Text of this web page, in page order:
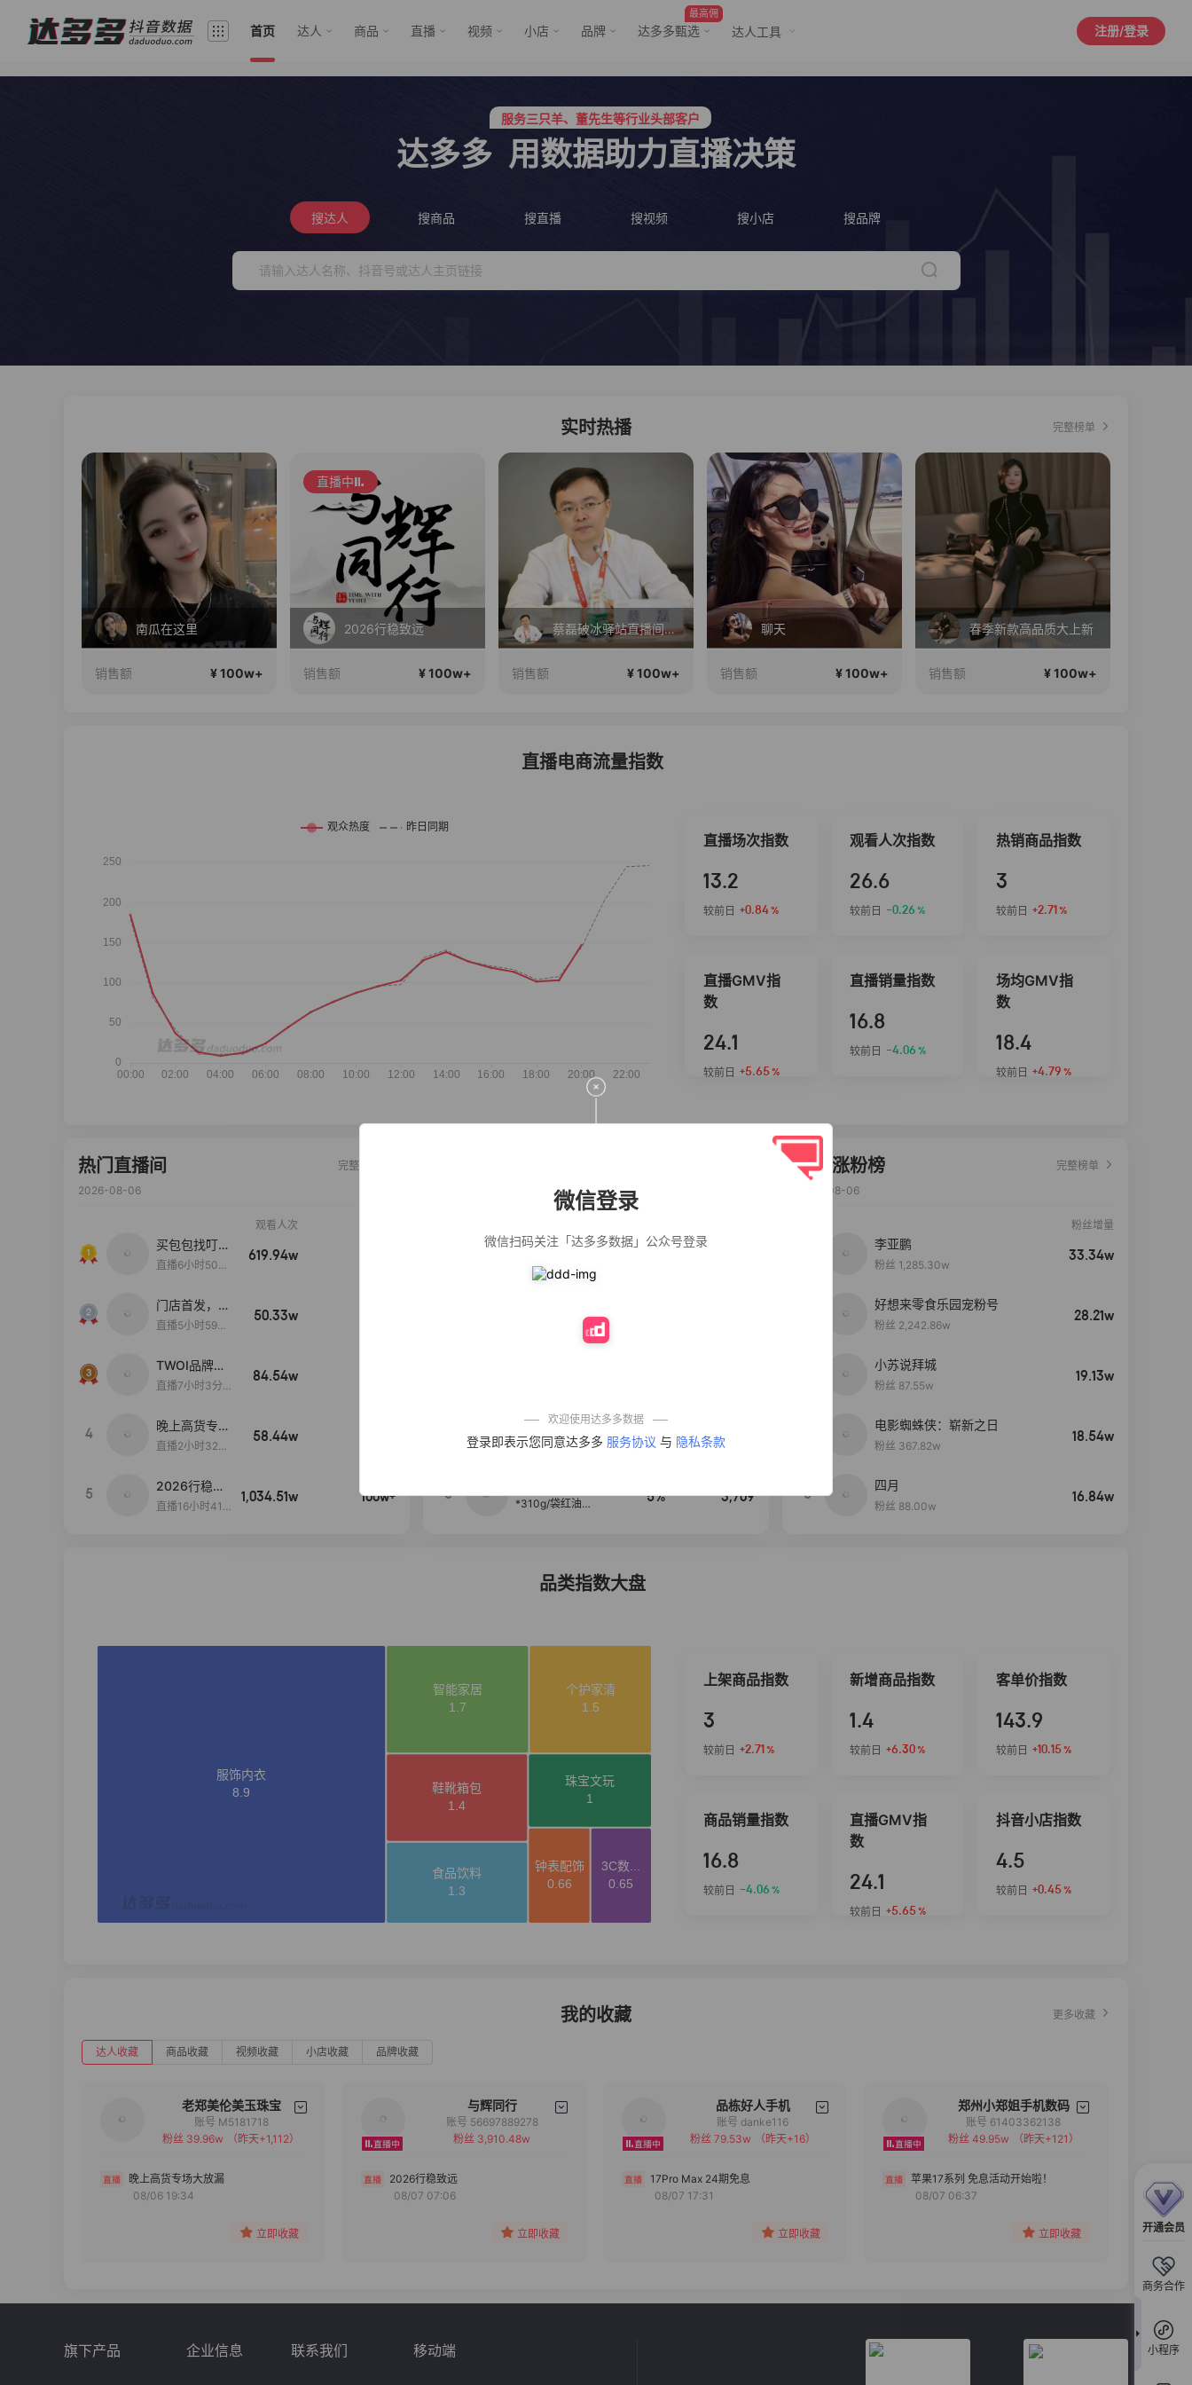
首页 达人 商品 直播 视频 小店 品牌
最高佣
达多多甄选 达人工具 注册/登录
开通会员
商务合作
小程序
微信登录
微信扫码关注「达多多数据」公众号登录
欢迎使用达多多数据
登录即表示您同意达多多 服务协议 与 隐私条款
服务三只羊、董先生等行业头部客户
行业价格屠夫，年卡会员低至798/年
服务三只羊、董先生等行业头部客户
达多多 用数据助力直播决策
搜达人 搜商品 搜直播 搜视频 搜小店 搜品牌
实时热播 完整榜单
南瓜在这里
销售额 ¥ 100w+
直播中
2026行稳致远
销售额 ¥ 100w+
蔡磊破冰驿站直播间好物分享
销售额 ¥ 100w+
聊天
销售额 ¥ 100w+
春季新款高品质大上新
销售额 ¥ 100w+
直播电商流量指数
直播场次指数
13.2
较前日 +0.84%
观看人次指数
26.6
较前日 -0.26 %
热销商品指数
3
较前日 +2.71 %
直播GMV指
数
24.1
较前日 +5.65 %
直播销量指数
16.8
较前日 -4.06 %
场均GMV指
数
18.4
较前日 +4.79 %
热门直播间
完整榜单
2026-08-06
观看人次
买包包找叮
当,一折购！
直播6小时50分
619.94w
门店首发，秋
款大上新！！
直播5小时59分
50.33w
TWOI品牌直
播间新款上
直播7小时3分5
84.54w
4
晚上高货专场
大放漏
直播2小时32分
58.44w
5
2026行稳致
远
直播16小时41
1,034.51w 100w+
【净浮生】油污
重油污去油王污
衣粉轻松搓洗去
污渍除菌除螨3倍
免煮开袋即食劲
艾草抽绳式免撕
垃圾袋大号特厚
50% 4,154
5
*310g/袋红油麻
5% 3,709
达人涨粉榜
完整榜单
2026-08-06
粉丝增量
李亚鹏
粉丝 1,285.30w
33.34w
好想来零食乐园宠粉号
粉丝 2,242.86w
28.21w
小苏说拜城
粉丝 87.55w
19.13w
电影蜘蛛侠：崭新之日
粉丝 367.82w
18.54w
5
四月
粉丝 88.00w
16.84w
品类指数大盘
上架商品指数
3
较前日 +2.71 %
新增商品指数
1.4
较前日 +6.30%
客单价指数
143.9
较前日 +10.15 %
商品销量指数
16.8
较前日 -4.06 %
直播GMV指
数
24.1
较前日 +5.65 %
抖音小店指数
4.5
较前日 +0.45 %
我的收藏 更多收藏
达人收藏 商品收藏 视频收藏 小店收藏 品牌收藏
老郑美伦美玉珠宝
备注
分组
账号 M5181718
粉丝 39.96w
（昨天+1,112）
晚上高货专场大放漏
08/06 19:34
立即收藏
与辉同行
备注
账号 56697889278
粉丝 3,910.48w
2026行稳致远
08/07 07:06
立即收藏
品栋好人手机
备注
分组
账号 danke116
粉丝 79.53w
（昨天+16）
17Pro Max 24期免息
08/07 17:31
立即收藏
郑州小郑姐手机数码
备注
分组
账号 61403362138
粉丝 49.95w
（昨天+121）
苹果17系列 免息活动开始啦！
08/07 06:37
立即收藏
旗下产品 企业信息 联系我们 移动端